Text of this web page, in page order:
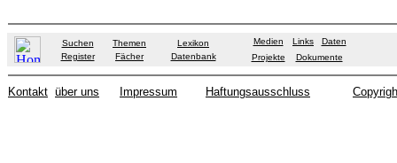
Suchen Themen
Lexikon
Register
Fächer Datenbank
Medien Links
Daten
Projekte
Dokumente
Kontakt über uns Impressum Haftungsausschluss